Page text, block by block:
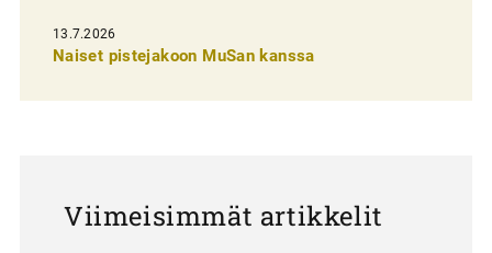
e
13.7.2026
Naiset pistejakoon MuSan kanssa
Viimeisimmät artikkelit